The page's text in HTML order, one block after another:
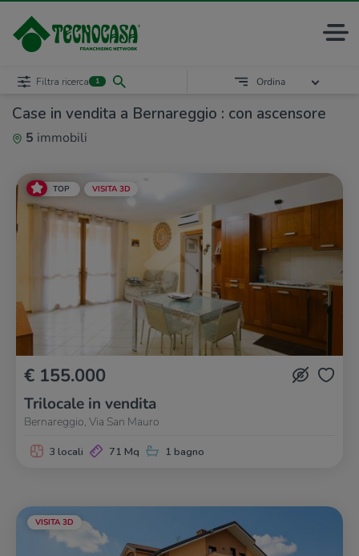
Case in vendita a Bernareggio : con ascensore
5 immobili
Filtra ricerca 1 Ordina
TOP VISITA 3D
€ 155.000
Trilocale in vendita
Bernareggio, Via San Mauro
3 locali 71 Mq 1 bagno
VISITA 3D